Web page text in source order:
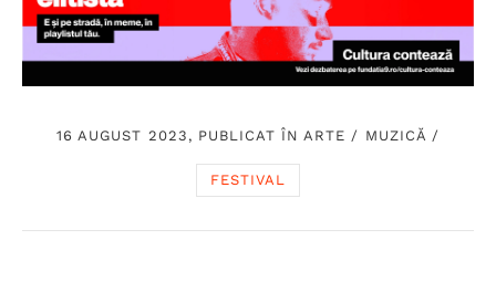
16 AUGUST 2023, PUBLICAT ÎNARTE / MUZICĂ /
FESTIVAL